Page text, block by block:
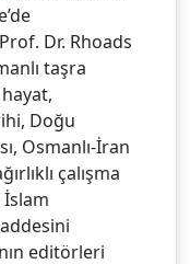
Dr. Rhoads
taşra
Doğu
Osmanlı-İran
çalışma
İslam
editörleri